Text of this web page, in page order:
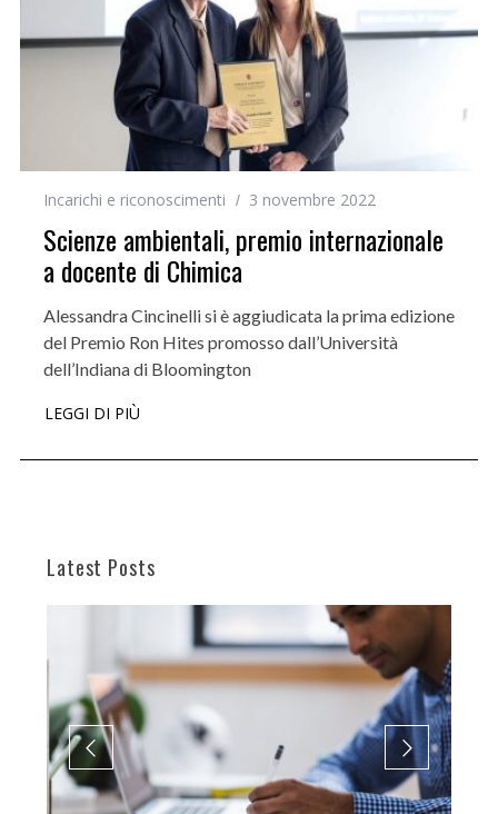
Incarichi e riconoscimenti 3 novembre 2022
Scienze ambientali, premio internazionale
a docente di Chimica
Alessandra Cincinelli si è aggiudicata la prima edizione
del Premio Ron Hites promosso dall’Università
dell’Indiana di Bloomington
LEGGI DI PIÙ
Latest Posts